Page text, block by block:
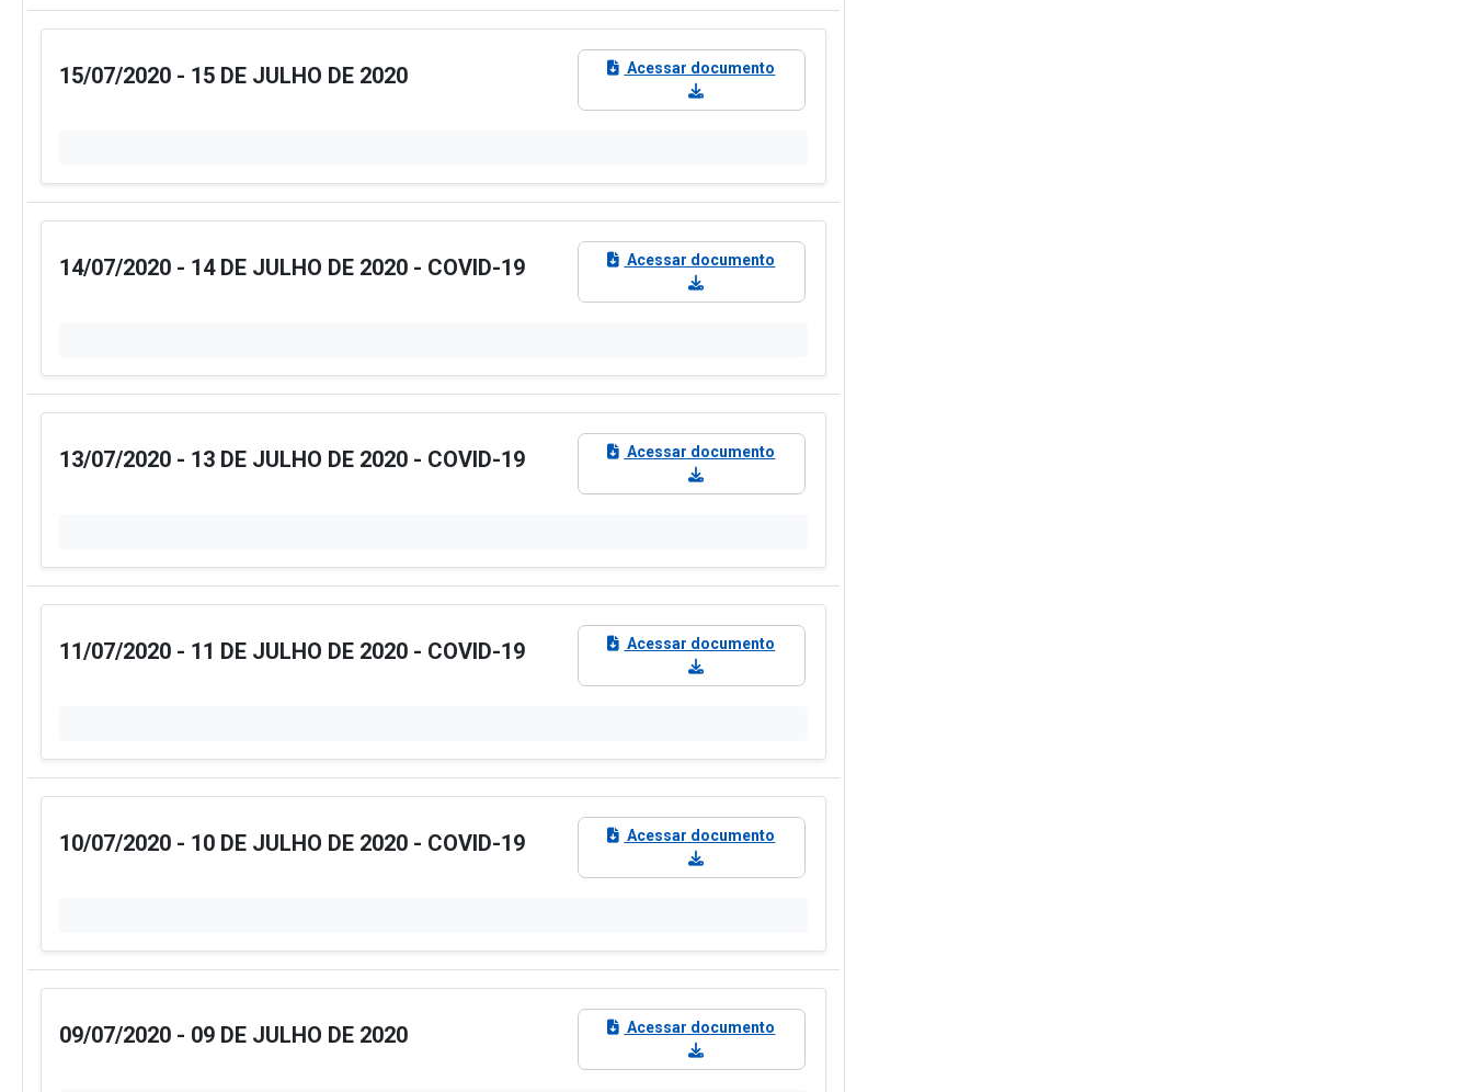
15/07/2020 - 15 DE JULHO DE 2020 Acessar documento
14/07/2020 - 14 DE JULHO DE 2020 - COVID-19 Acessar documento
13/07/2020 - 13 DE JULHO DE 2020 - COVID-19 Acessar documento
11/07/2020 - 11 DE JULHO DE 2020 - COVID-19 Acessar documento
10/07/2020 - 10 DE JULHO DE 2020 - COVID-19 Acessar documento
09/07/2020 - 09 DE JULHO DE 2020 Acessar documento